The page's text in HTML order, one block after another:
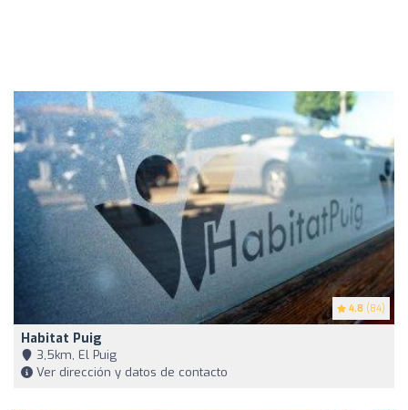
4.8 (84)
Habitat Puig
3,5km, El Puig
Ver dirección y datos de contacto